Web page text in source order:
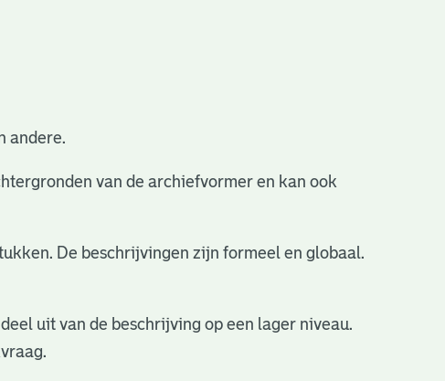
andere.
van de archiefvormer en kan ook
De beschrijvingen zijn formeel en globaal.
uit van de beschrijving op een lager niveau.